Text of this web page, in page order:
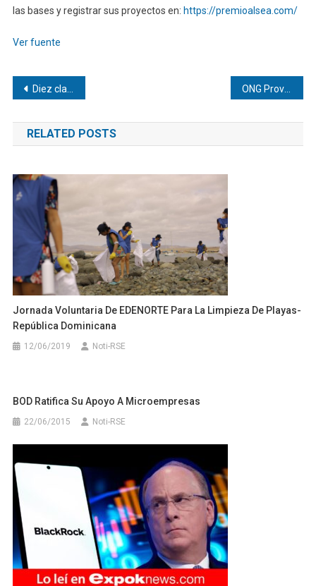
las bases y registrar sus proyectos en: https://premioalsea.com/
Ver fuente
Navegación
de
entradas
Diez claves sobre la esclerosis múltiple: cada 5 minutos se diagnostica un caso en el mundo ONG Provea exige transparencia ante megaoperativo militar en el Arco Minero
RELATED POSTS
Jornada Voluntaria De EDENORTE Para La Limpieza De Playas-
República Dominicana
12/06/2019 Noti-RSE
BOD Ratifica Su Apoyo A Microempresas
22/06/2015 Noti-RSE